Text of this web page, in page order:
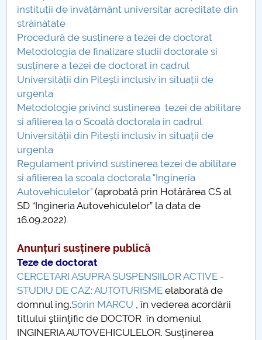
instituții de învățământ universitar acreditate din
străinătate
Procedură de susținere a tezei de doctorat
Metodologia de finalizare studii doctorale si
susținere a tezei de doctorat in cadrul
Universității din Pitești inclusiv in situații de
urgenta
Metodologie privind susținerea tezei de abilitare
si afilierea la o Scoală doctorala in cadrul
Universității din Pitești inclusiv in situații de
urgenta
Regulament privind sustinerea tezei de abilitare
si afilierea la scoala doctorala "Ingineria
Autovehiculelor" (aprobată prin Hotărârea CS al
SD “Ingineria Autovehiculelor” la data de
16.09.2022)
Anunțuri susținere publică
Teze de doctorat
CERCETARI ASUPRA SUSPENSIILOR ACTIVE -
STUDIU DE CAZ: AUTOTURISME elaborată de
domnul ing.Sorin MARCU , în vederea acordării
titlului ştiinţific de DOCTOR în domeniul
INGINERIA AUTOVEHICULELOR. Susținerea